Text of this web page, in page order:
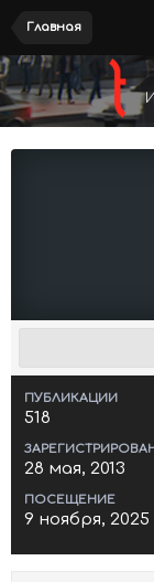
Главная
ПУБЛИКАЦИИ
518
28 мая, 2013
ПОСЕЩЕНИЕ
9 ноября, 2025